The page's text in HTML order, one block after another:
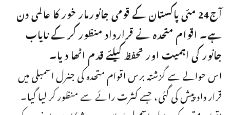
آج24 مئی پاکستان کے قومی جانورمار خور کا عالمی دن
ہے۔ اقوام متحدہ نے قرارداد منظور کر کے نایاب
جانور کی اہمیت اور تحفظ کیلئے قدم اٹھا دیا۔
اس حوالے سے گزشتہ برس اقوام متحدہ کی جنرل اسمبلی میں
قرار داد پیش کی گئی، جسے کثرت رائے سے منظور کر لیا گیا۔